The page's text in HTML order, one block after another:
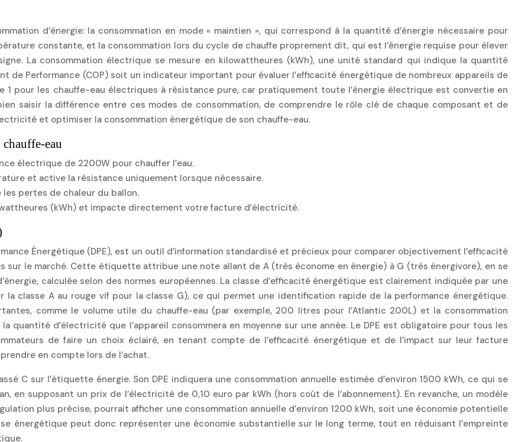
d’énergie: la consommation en mode « maintien », qui correspond à la quantité d’énergie nécessaire pour
constante, et la consommation lors du cycle de chauffe proprement dit, qui est l’énergie requise pour élever
La consommation électrique se mesure en kilowattheures (kWh), une unité standard qui indique la quantité
de Performance (COP) soit un indicateur important pour évaluer l’efficacité énergétique de nombreux appareils de
1 pour les chauffe-eau électriques à résistance pure, car pratiquement toute l’énergie électrique est convertie en
saisir la différence entre ces modes de consommation, de comprendre le rôle clé de chaque composant et de
et optimiser la consommation énergétique de son chauffe-eau.
eau
électrique de 2200W pour chauffer l’eau.
et active la résistance uniquement lorsque nécessaire.
pertes de chaleur du ballon.
(kWh) et impacte directement votre facture d’électricité.
Énergétique (DPE), est un outil d’information standardisé et précieux pour comparer objectivement l’efficacité
le marché. Cette étiquette attribue une note allant de A (très économe en énergie) à G (très énergivore), en se
calculée selon des normes européennes. La classe d’efficacité énergétique est clairement indiquée par une
classe A au rouge vif pour la classe G), ce qui permet une identification rapide de la performance énergétique.
comme le volume utile du chauffe-eau (par exemple, 200 litres pour l’Atlantic 200L) et la consommation
quantité d’électricité que l’appareil consommera en moyenne sur une année. Le DPE est obligatoire pour tous les
de faire un choix éclairé, en tenant compte de l’efficacité énergétique et de l’impact sur leur facture
en compte lors de l’achat.
C sur l’étiquette énergie. Son DPE indiquera une consommation annuelle estimée d’environ 1500 kWh, ce qui se
en supposant un prix de l’électricité de 0,10 euro par kWh (hors coût de l’abonnement). En revanche, un modèle
plus précise, pourrait afficher une consommation annuelle d’environ 1200 kWh, soit une économie potentielle
énergétique peut donc représenter une économie substantielle sur le long terme, tout en réduisant l’empreinte